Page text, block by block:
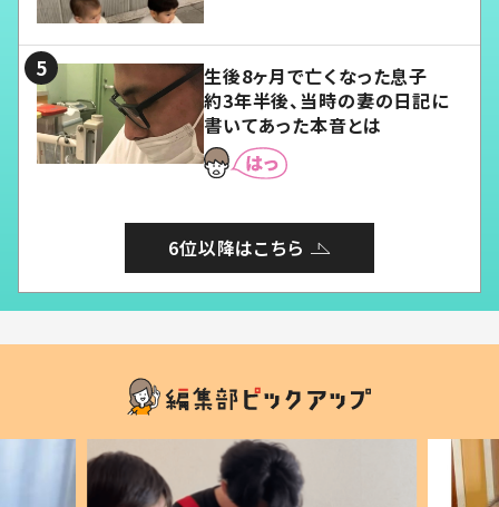
生後8ヶ月で亡くなった息子
約3年半後、当時の妻の日記に
書いてあった本音とは
6位以降はこちら